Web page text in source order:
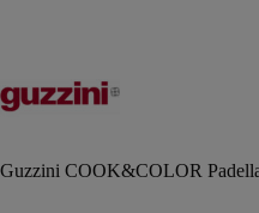
Guzzini COOK&COLOR